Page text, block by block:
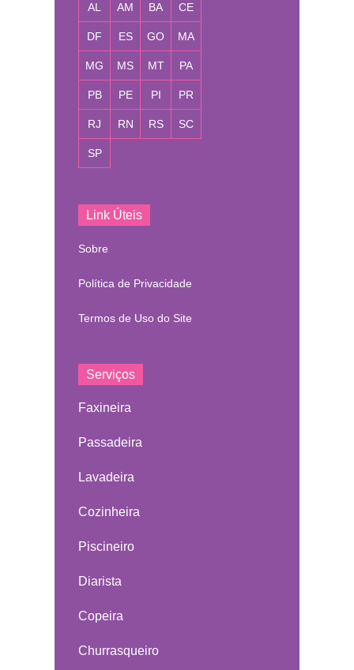
AL AM BA CE
DF ES GO MA
MG MS MT PA
PB PE PI PR
RJ RN RS SC
SP
Link Úteis
Sobre
Política de Privacidade
Termos de Uso do Site
Serviços
Faxineira
Passadeira
Lavadeira
Cozinheira
Piscineiro
Diarista
Copeira
Churrasqueiro